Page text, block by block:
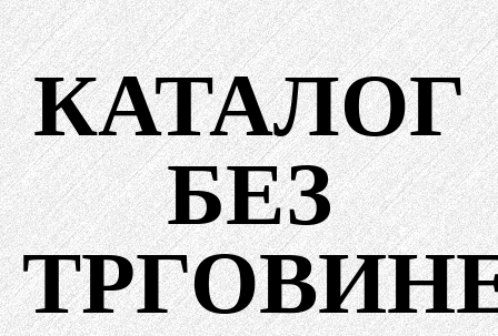
Пређи
на
садржајКАТАЛОГ
БЕЗ